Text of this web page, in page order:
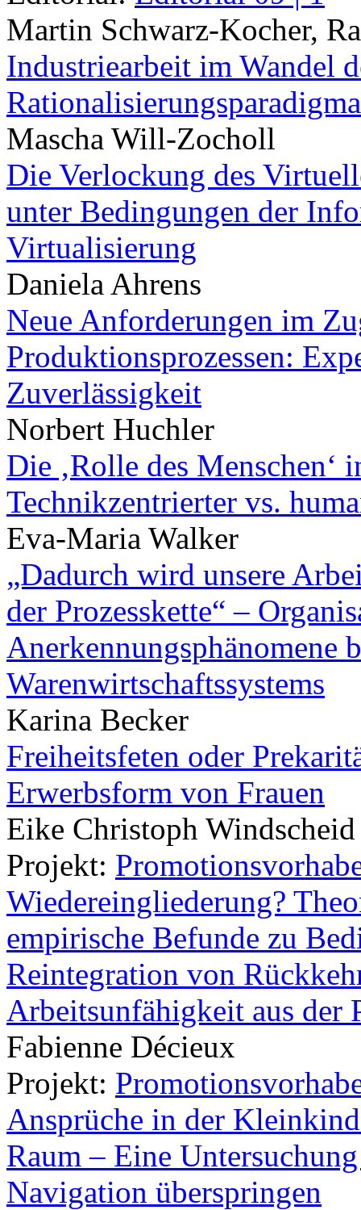
Martin Schwarz-Kocher,
Industriearbeit im Wandel
Mascha Will-Zocholl
Die Verlockung des
unter Bedingungen der
Virtualisierung
Daniela Ahrens
Neue Anforderungen im
Produktionsprozessen:
Zuverlässigkeit
Norbert Huchler
Die ‚Rolle des Menschen‘
Technikzentrierter vs.
Eva-Maria Walker
„Dadurch wird unsere
der Prozesskette“ –
Anerkennungsphänomene
Warenwirtschaftssystems
Karina Becker
Freiheitsfeten oder
Erwerbsform von Frauen
Eike Christoph Windscheid
Projekt:
Wiedereingliederung?
empirische Befunde zu
Reintegration von
Arbeitsunfähigkeit aus der
Fabienne Décieux
Projekt:
Ansprüche in der
Raum – Eine
Navigation überspringen